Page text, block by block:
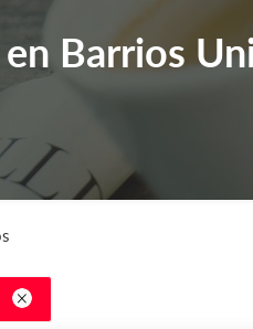
en Barrios